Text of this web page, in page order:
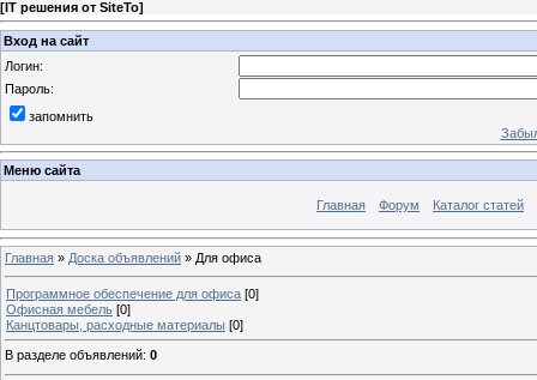
[IT решения от SiteTo]
Вход на сайт
Логин:
Пароль:
запомнить
Меню сайта
Главная Форум Каталог статей
Главная » Доска объявлений » Для офиса
Программное обеспечение для офиса [0]
Офисная мебель [0]
Канцтовары, расходные материалы [0]
В разделе объявлений: 0